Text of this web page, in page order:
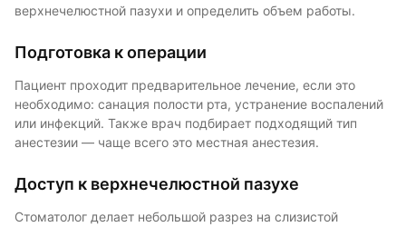
верхнечелюстной пазухи и определить объем работы.
Подготовка к операции
Пациент проходит предварительное лечение, если это
необходимо: санация полости рта, устранение воспалений
или инфекций. Также врач подбирает подходящий тип
анестезии — чаще всего это местная анестезия.
Доступ к верхнечелюстной пазухе
Стоматолог делает небольшой разрез на слизистой